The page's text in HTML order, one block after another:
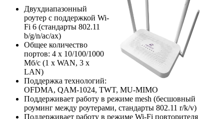
Двухдиапазонный
роутер с поддержкой Wi-
Fi 6 (стандарты 802.11
b/g/n/ac/ax)
Общее количество
портов: 4 х 10/100/1000
Мб/с (1 x WAN, 3 x
LAN)
Поддержка технологий:
OFDMA, QAM-1024, TWT, MU-MIMO
Поддерживает работу в режиме mesh (бесшовный
роуминг между роутерами, стандарты 802.11 r/k/v)
Поддерживает работу в режиме Wi-Fi повторителя